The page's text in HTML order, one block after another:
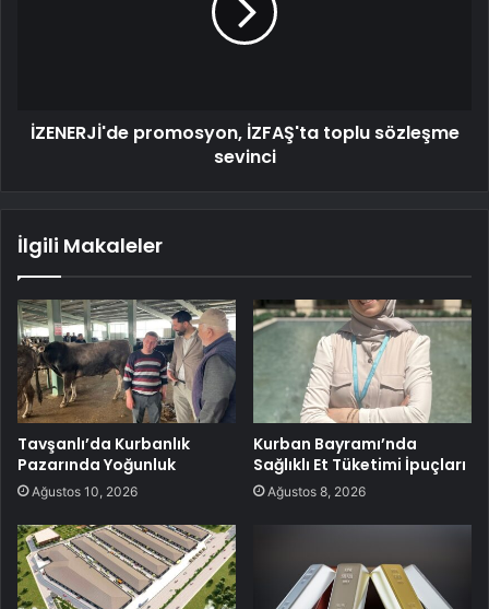
İZENERJİ'de promosyon, İZFAŞ'ta toplu sözleşme
sevinci
İlgili Makaleler
Tavşanlı’da Kurbanlık
Pazarında Yoğunluk
Ağustos 10, 2026
Kurban Bayramı’nda
Sağlıklı Et Tüketimi İpuçları
Ağustos 8, 2026